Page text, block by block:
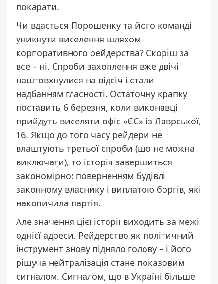
покарати.
Чи вдасться Порошенку та його команді
уникнути виселення шляхом
корпоративного рейдерства? Скоріш за
все – ні. Спроби захоплення вже двічі
наштовхнулися на відсіч і стали
надбанням гласності. Остаточну крапку
поставить 6 березня, коли виконавці
прийдуть виселяти офіс «ЄС» із Лаврської,
16. Якщо до того часу рейдери не
влаштують третьої спроби (що не можна
виключати), то історія завершиться
закономірно: поверненням будівлі
законному власнику і виплатою боргів, які
накопичила партія.
Але значення цієї історії виходить за межі
однієї адреси. Рейдерство як політичний
інструмент знову підняло голову – і його
рішуча нейтралізація стане показовим
сигналом. Сигналом, що в Україні більше